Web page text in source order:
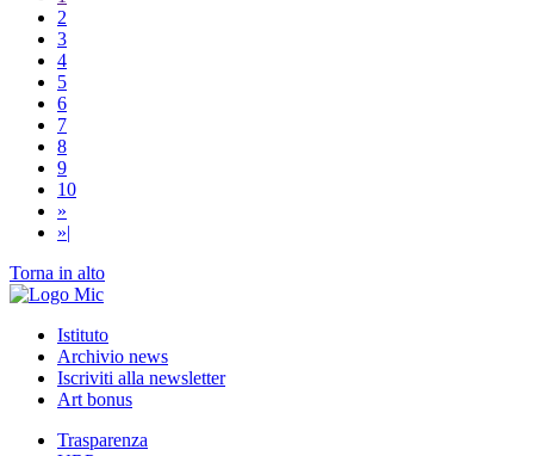
2
3
4
5
6
7
8
9
10
»
»|
Torna in alto
Istituto
Archivio news
Iscriviti alla newsletter
Art bonus
Trasparenza